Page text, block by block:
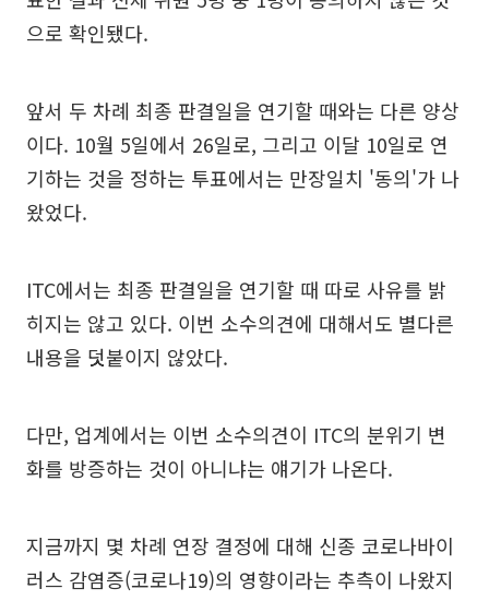
으로 확인됐다.
앞서 두 차례 최종 판결일을 연기할 때와는 다른 양상
이다. 10월 5일에서 26일로, 그리고 이달 10일로 연
기하는 것을 정하는 투표에서는 만장일치 '동의'가 나
왔었다.
ITC에서는 최종 판결일을 연기할 때 따로 사유를 밝
히지는 않고 있다. 이번 소수의견에 대해서도 별다른
내용을 덧붙이지 않았다.
다만, 업계에서는 이번 소수의견이 ITC의 분위기 변
화를 방증하는 것이 아니냐는 얘기가 나온다.
지금까지 몇 차례 연장 결정에 대해 신종 코로나바이
러스 감염증(코로나19)의 영향이라는 추측이 나왔지